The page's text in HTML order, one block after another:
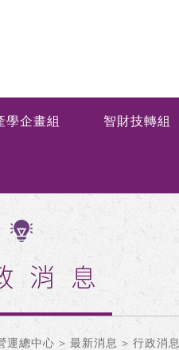
學企畫組 智財技轉組
消息
運總中心 > 最新消息 > 行政消息